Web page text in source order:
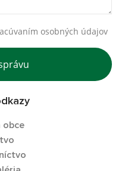
osobných údajov
obce